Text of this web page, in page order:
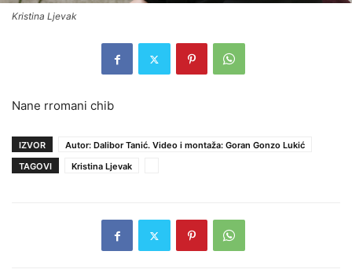
Kristina Ljevak
Nane rromani chib
IZVOR
Autor: Dalibor Tanić. Video i montaža: Goran Gonzo Lukić
TAGOVI
Kristina Ljevak